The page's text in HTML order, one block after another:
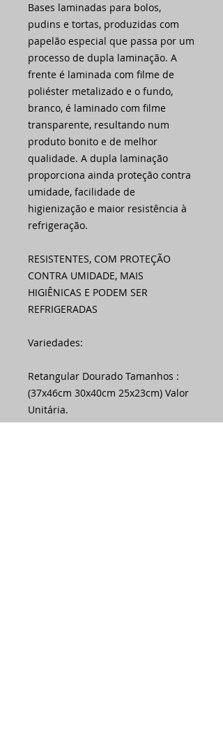
Bases laminadas para bolos,
pudins e tortas, produzidas com
papelão especial que passa por um
processo de dupla laminação. A
frente é laminada com filme de
poliéster metalizado e o fundo,
branco, é laminado com filme
transparente, resultando num
produto bonito e de melhor
qualidade. A dupla laminação
proporciona ainda proteção contra
umidade, facilidade de
higienização e maior resistência à
refrigeração.
RESISTENTES, COM PROTEÇÃO
CONTRA UMIDADE, MAIS
HIGIÊNICAS E PODEM SER
REFRIGERADAS
Variedades:
Retangular Dourado Tamanhos :
(37x46cm 30x40cm 25x23cm) Valor
Unitária.
Retangular Prata Tamanhos :